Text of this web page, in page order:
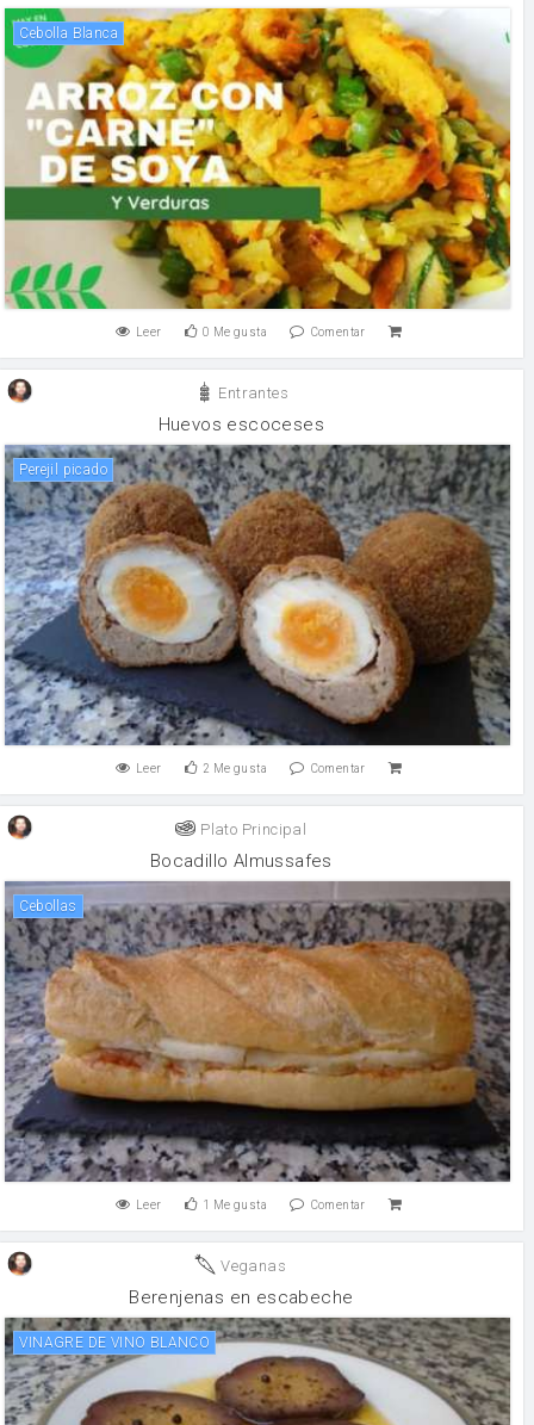
Cebolla Blanca
Leer 0 Me gusta Comentar
Entrantes
Huevos escoceses
Perejil picado
Leer 2 Me gusta Comentar
Plato Principal
Bocadillo Almussafes
Cebollas
Leer 1 Me gusta Comentar
Veganas
Berenjenas en escabeche
VINAGRE DE VINO BLANCO